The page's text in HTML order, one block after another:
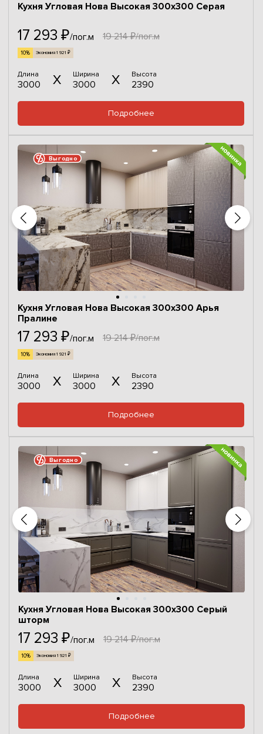
Кухня Угловая Нова Высокая 300х300 Серая
17 293 ₽/пог.м 19 214 ₽/пог.м
10% Экономия 1 921 ₽
Длина
3000
Ширина
3000
Высота
2390
Подробнее
Выгодно
Кухня Угловая Нова Высокая 300х300 Арья
Пралине
17 293 ₽/пог.м 19 214 ₽/пог.м
10% Экономия 1 921 ₽
Длина
3000
Ширина
3000
Высота
2390
Подробнее
Выгодно
Кухня Угловая Нова Высокая 300х300 Серый
шторм
17 293 ₽/пог.м 19 214 ₽/пог.м
10% Экономия 1 921 ₽
Длина
3000
Ширина
3000
Высота
2390
Подробнее